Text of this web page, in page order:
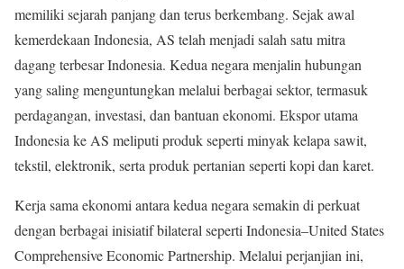
memiliki sejarah panjang dan terus berkembang. Sejak awal
kemerdekaan Indonesia, AS telah menjadi salah satu mitra
dagang terbesar Indonesia. Kedua negara menjalin hubungan
yang saling menguntungkan melalui berbagai sektor, termasuk
perdagangan, investasi, dan bantuan ekonomi. Ekspor utama
Indonesia ke AS meliputi produk seperti minyak kelapa sawit,
tekstil, elektronik, serta produk pertanian seperti kopi dan karet.
Kerja sama ekonomi antara kedua negara semakin di perkuat
dengan berbagai inisiatif bilateral seperti Indonesia–United States
Comprehensive Economic Partnership. Melalui perjanjian ini,